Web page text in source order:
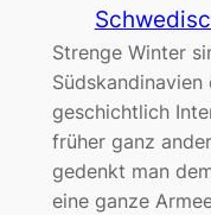
Strenge Winter
Südskandinavien
geschichtlich
früher ganz
gedenkt man
eine ganze